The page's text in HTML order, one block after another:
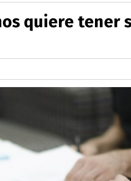
quiere tener